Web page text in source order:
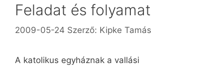
Feladat és folyamat
2009-05-24 Szerző: Kipke Tamás
A katolikus egyháznak a vallási